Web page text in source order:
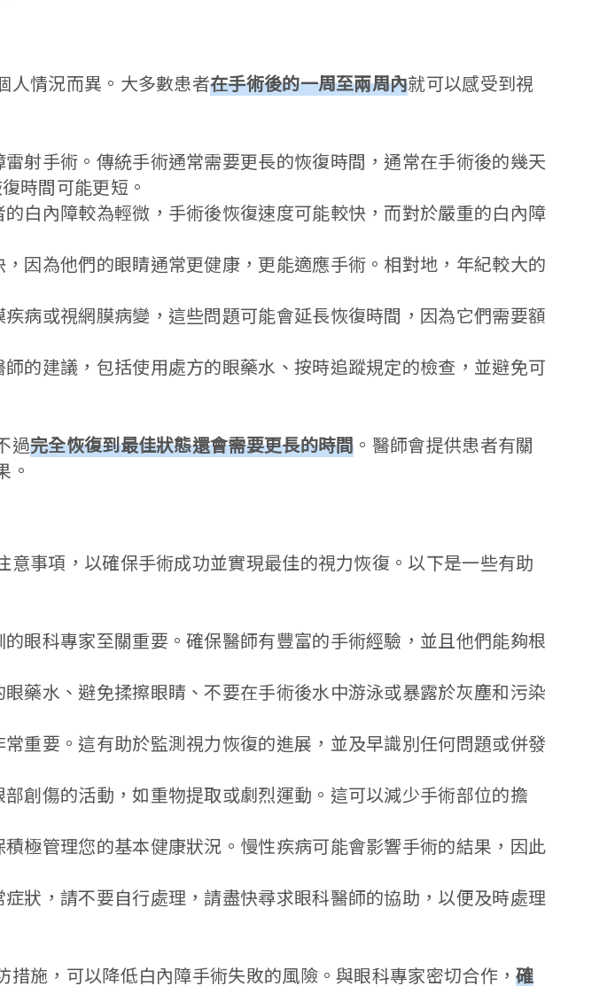
人情況而異。大多數患者在手術後的一周至兩周內就可以感受到視
射手術。傳統手術通常需要更長的恢復時間，通常在手術後的幾天
時間可能更短。
白內障較為輕微，手術後恢復速度可能較快，而對於嚴重的白內障
因為他們的眼睛通常更健康，更能適應手術。相對地，年紀較大的
病或視網膜病變，這些問題可能會延長恢復時間，因為它們需要額
的建議，包括使用處方的眼藥水、按時追蹤規定的檢查，並避免可
過完全恢復到最佳狀態還會需要更長的時間 。醫師會提供患者有關
。
事項，以確保手術成功並實現最佳的視力恢復。以下是一些有助
眼科專家至關重要。確保醫師有豐富的手術經驗，並且他們能夠根
藥水、避免揉擦眼睛、不要在手術後水中游泳或暴露於灰塵和污染
重要。這有助於監測視力恢復的進展，並及早識別任何問題或併發
創傷的活動，如重物提取或劇烈運動。這可以減少手術部位的擔
極管理您的基本健康狀況。慢性疾病可能會影響手術的結果，因此
狀，請不要自行處理，請盡快尋求眼科醫師的協助，以便及時處理
施，可以降低白內障手術失敗的風險。與眼科專家密切合作，確